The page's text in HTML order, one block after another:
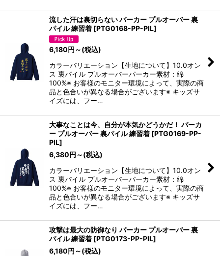
流した汗は裏切らない パーカー プルオーバー 裏
パイル 練習着 [PTG0168-PP-PIL]
6,180円 ～(税込)
カラーバリエーション【生地について】10.0オン
ス 裏パイル プルオーバーパーカー素材：綿
100%※ お客様のモニター環境によって、実際の商
品と色合いが異なる場合がございます※ キッズサ
イズには、フー…
大事なことは今、自分が本気かどうかだ！ パーカ
ー プルオーバー 裏パイル 練習着 [PTG0169-PP-
PIL]
6,380円 ～(税込)
カラーバリエーション【生地について】10.0オン
ス 裏パイル プルオーバーパーカー素材：綿
100%※ お客様のモニター環境によって、実際の商
品と色合いが異なる場合がございます※ キッズサ
イズには、フー…
攻撃は最大の防御なり パーカー プルオーバー 裏
パイル 練習着 [PTG0173-PP-PIL]
6,180円 ～(税込)